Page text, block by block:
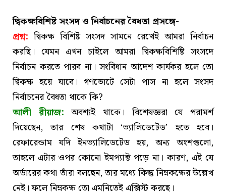
দ্বিকক্ষবিশিষ্ট সংসদ ও নির্বাচনের বৈধতা প্রসঙ্গে-
প্রশ্ন: দ্বিকক্ষ বিশিষ্ট সংসদ সামনে রেখেই আমরা নির্বাচন
করছি। যেমন এখন চাইলে আমরা দ্বিকক্ষবিশিষ্টি সংসদে
নির্বাচন করতে পারব না। সংবিধান আদেশ কার্যকর হলে তো
দ্বিকক্ষ হয়ে যাবে। গণভোটে সেটা পাস না হলে সংসদ
নির্বাচনের বৈধতা থাকে কি?
আলী রীয়াজ: অবশ্যই থাকে। বিশেষজ্ঞরা যে পরামর্শ
দিয়েছেন, তার শেষ কথাটা ‘ভ্যালিডেটেড’ হতে হবে।
রেফারেন্ডাম যদি ইনভ্যালিডেটেড হয়, অন্য অংশগুলো,
তাহলে এটার ওপর কোনো ইমপ্যাক্ট পড়ে না। কারণ, এই যে
অর্ডারের কথা তাঁরা বলছেন, তার মধ্যে কিন্তু নিম্নকক্ষের উল্লেখ
নেই। ফলে নিম্নকক্ষ তো এমনিতেই এক্সিস্ট করছে।